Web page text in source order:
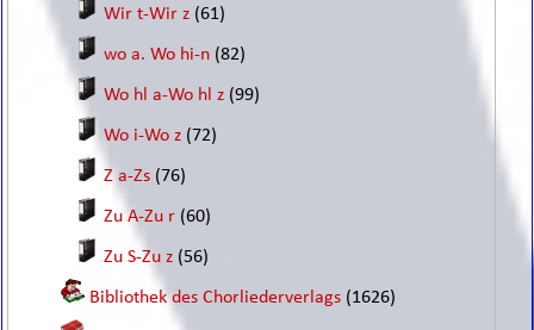
Wir t-Wir z (61)
wo a. Wo hi-n (82)
Wo hl a-Wo hl z (99)
Wo i-Wo z (72)
Z a-Zs (76)
Zu A-Zu r (60)
Zu S-Zu z (56)
Bibliothek des Chorliederverlags (1626)